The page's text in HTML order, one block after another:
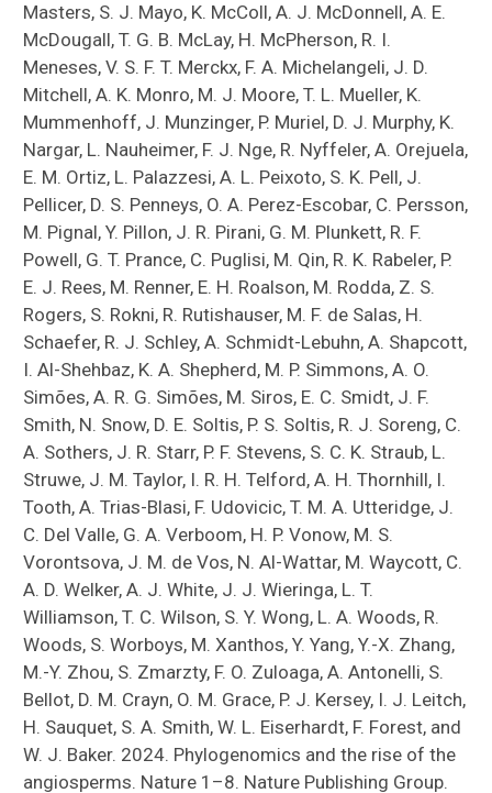
Masters, S. J. Mayo, K. McColl, A. J. McDonnell, A. E.
McDougall, T. G. B. McLay, H. McPherson, R. I.
Meneses, V. S. F. T. Merckx, F. A. Michelangeli, J. D.
Mitchell, A. K. Monro, M. J. Moore, T. L. Mueller, K.
Mummenhoff, J. Munzinger, P. Muriel, D. J. Murphy, K.
Nargar, L. Nauheimer, F. J. Nge, R. Nyffeler, A. Orejuela,
E. M. Ortiz, L. Palazzesi, A. L. Peixoto, S. K. Pell, J.
Pellicer, D. S. Penneys, O. A. Perez-Escobar, C. Persson,
M. Pignal, Y. Pillon, J. R. Pirani, G. M. Plunkett, R. F.
Powell, G. T. Prance, C. Puglisi, M. Qin, R. K. Rabeler, P.
E. J. Rees, M. Renner, E. H. Roalson, M. Rodda, Z. S.
Rogers, S. Rokni, R. Rutishauser, M. F. de Salas, H.
Schaefer, R. J. Schley, A. Schmidt-Lebuhn, A. Shapcott,
I. Al-Shehbaz, K. A. Shepherd, M. P. Simmons, A. O.
Simões, A. R. G. Simões, M. Siros, E. C. Smidt, J. F.
Smith, N. Snow, D. E. Soltis, P. S. Soltis, R. J. Soreng, C.
A. Sothers, J. R. Starr, P. F. Stevens, S. C. K. Straub, L.
Struwe, J. M. Taylor, I. R. H. Telford, A. H. Thornhill, I.
Tooth, A. Trias-Blasi, F. Udovicic, T. M. A. Utteridge, J.
C. Del Valle, G. A. Verboom, H. P. Vonow, M. S.
Vorontsova, J. M. de Vos, N. Al-Wattar, M. Waycott, C.
A. D. Welker, A. J. White, J. J. Wieringa, L. T.
Williamson, T. C. Wilson, S. Y. Wong, L. A. Woods, R.
Woods, S. Worboys, M. Xanthos, Y. Yang, Y.-X. Zhang,
M.-Y. Zhou, S. Zmarzty, F. O. Zuloaga, A. Antonelli, S.
Bellot, D. M. Crayn, O. M. Grace, P. J. Kersey, I. J. Leitch,
H. Sauquet, S. A. Smith, W. L. Eiserhardt, F. Forest, and
W. J. Baker. 2024. Phylogenomics and the rise of the
angiosperms. Nature 1–8. Nature Publishing Group.